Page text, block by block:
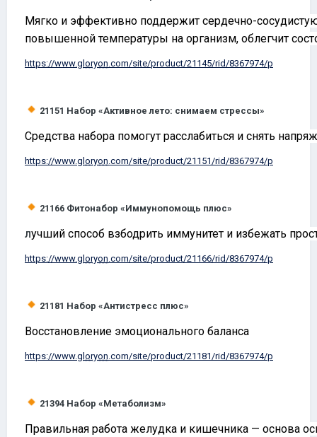
Мягко и эффективно поддержит сердечно-
повышенной температуры на организм, облегчит
https://www.gloryon.com/site/product/21145/rid/8367974/p
21151 Набор «Активное лето: снимаем стрессы»
Средства набора помогут расслабиться и снять
https://www.gloryon.com/site/product/21151/rid/8367974/p
21166 Фитонабор «Иммунопомощь плюс»
Лучший способ взбодрить иммунитет и избежать
https://www.gloryon.com/site/product/21166/rid/8367974/p
21181 Hабор «Антистресс плюс»
Восстановление эмоционального баланса
https://www.gloryon.com/site/product/21181/rid/8367974/p
21394 Набор «Метаболизм»
Правильная работа желудка и кишечника — основа